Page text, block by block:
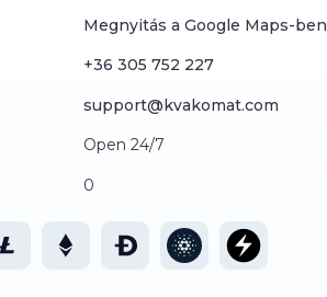
Megnyitás a Google Maps-ben
+36 305 752 227
support@kvakomat.com
Open 24/7
0